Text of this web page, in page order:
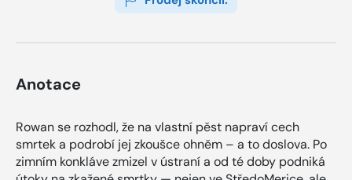
Anotace
Rowan se rozhodl, že na vlastní pěst napraví cech
smrtek a podrobí jej zkoušce ohněm – a to doslova. Po
zimním konkláve zmizel v ústraní a od té doby podniká